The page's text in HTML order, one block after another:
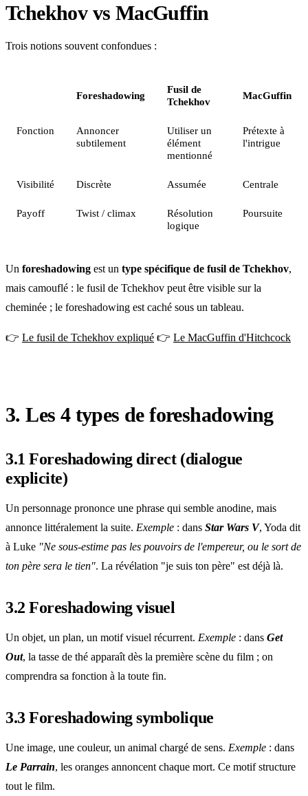
Tchekhov vs MacGuffin
Trois notions souvent confondues :
Foreshadowing
Fusil de
Tchekhov
MacGuffin
Fonction
Annoncer
subtilement
Utiliser un
élément
mentionné
Prétexte à
l'intrigue
Visibilité Discrète Assumée Centrale
Payoff Twist / climax
Résolution
logique
Poursuite
Un foreshadowing est un type spécifique de fusil de Tchekhov,
mais camouflé : le fusil de Tchekhov peut être visible sur la
cheminée ; le foreshadowing est caché sous un tableau.
👉 Le fusil de Tchekhov expliqué 👉 Le MacGuffin d'Hitchcock
3. Les 4 types de foreshadowing
3.1 Foreshadowing direct (dialogue
explicite)
Un personnage prononce une phrase qui semble anodine, mais
annonce littéralement la suite. Exemple : dans Star Wars V, Yoda dit
à Luke "Ne sous-estime pas les pouvoirs de l'empereur, ou le sort de
ton père sera le tien". La révélation "je suis ton père" est déjà là.
3.2 Foreshadowing visuel
Un objet, un plan, un motif visuel récurrent. Exemple : dans Get
Out, la tasse de thé apparaît dès la première scène du film ; on
comprendra sa fonction à la toute fin.
3.3 Foreshadowing symbolique
Une image, une couleur, un animal chargé de sens. Exemple : dans
Le Parrain, les oranges annoncent chaque mort. Ce motif structure
tout le film.